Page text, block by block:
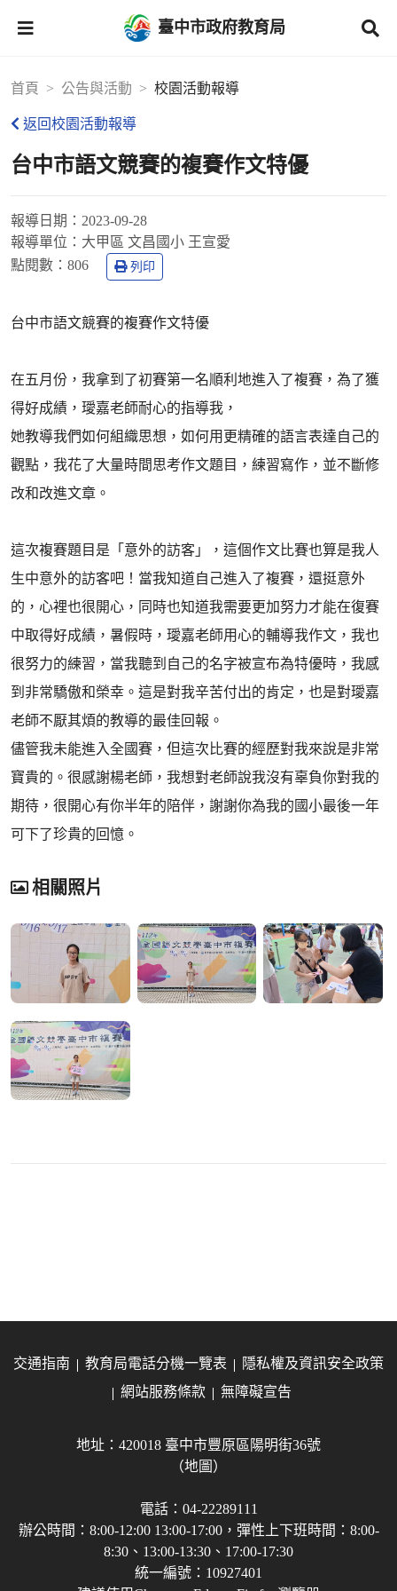
臺中市政府教育局
首頁 公告與活動 校園活動報導
返回校園活動報導
台中市語文競賽的複賽作文特優
報導日期： 2023-09-28
報導單位： 大甲區 文昌國小 王宣愛
點閱數： 806 列印
台中市語文競賽的複賽作文特優
在五月份，我拿到了初賽第一名順利地進入了複賽，為了獲
得好成績，璦嘉老師耐心的指導我，
她教導我們如何組織思想，如何用更精確的語言表達自己的
觀點，我花了大量時間思考作文題目，練習寫作，並不斷修
改和改進文章。
這次複賽題目是「意外的訪客」，這個作文比賽也算是我人
生中意外的訪客吧！當我知道自己進入了複賽，還挺意外
的，心裡也很開心，同時也知道我需要更加努力才能在復賽
中取得好成績，暑假時，璦嘉老師用心的輔導我作文，我也
很努力的練習，當我聽到自己的名字被宣布為特優時，我感
到非常驕傲和榮幸。這是對我辛苦付出的肯定，也是對璦嘉
老師不厭其煩的教導的最佳回報。
儘管我未能進入全國賽，但這次比賽的經歷對我來說是非常
寶貴的。很感謝楊老師，我想對老師說我沒有辜負你對我的
期待，很開心有你半年的陪伴，謝謝你為我的國小最後一年
可下了珍貴的回憶。
相關照片
交通指南 教育局電話分機一覽表
隱私權及資訊安全政策
網站服務條款
無障礙宣告
地址：420018 臺中市豐原區陽明街36號
（地圖）
電話：04-22289111
辦公時間：8:00-12:00 13:00-17:00，彈性上下班時間：8:00-
8:30、13:00-13:30、17:00-17:30
統一編號：10927401